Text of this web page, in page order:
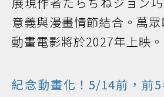
意義與漫畫情節結合。萬
動畫電影將於2027年上映。
紀念動畫化！5/14前，前